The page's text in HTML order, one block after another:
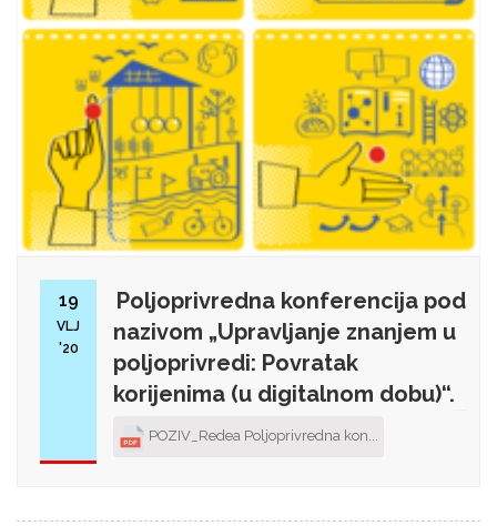
19
VLJ
'20
Poljoprivredna konferencija pod
nazivom „Upravljanje znanjem u
poljoprivredi: Povratak
korijenima (u digitalnom dobu)“.
POZIV_Redea Poljoprivredna kon...